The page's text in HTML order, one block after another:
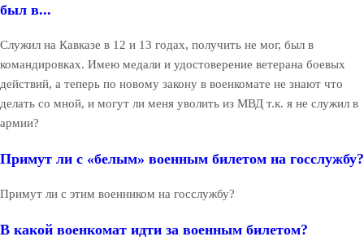
был в...
Служил на Кавказе в 12 и 13 годах, получить не мог, был в
командировках. Имею медали и удостоверение ветерана боевых
действий, а теперь по новому закону в военкомате не знают что
делать со мной, и могут ли меня уволить из МВД т.к. я не служил в
армии?
Примут ли с «белым» военным билетом на госслужбу?
Примут ли с этим военником на госслужбу?
В какой военкомат идти за военным билетом?